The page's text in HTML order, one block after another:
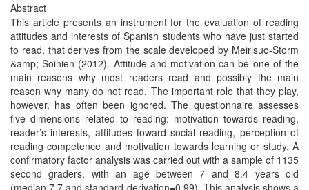
Abstract
This article presents an instrument for the evaluation of reading
attitudes and interests of Spanish students who have just started
to read, that derives from the scale developed by Meirisuo-Storm
&amp; Soinien (2012). Attitude and motivation can be one of the
main reasons why most readers read and possibly the main
reason why many do not read. The important role that they play,
however, has often been ignored. The questionnaire assesses
five dimensions related to reading: motivation towards reading,
reader’s interests, attitudes toward social reading, perception of
reading competence and motivation towards learning or study. A
confirmatory factor analysis was carried out with a sample of 1135
second graders, with an age between 7 and 8.4 years old
(median 7.7 and standard derivation=0.99). This analysis shows a